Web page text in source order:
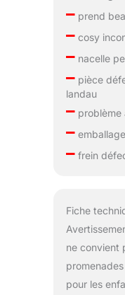
–prend
–cosy
–nacelle
–pièce
landau
–problème
–
–frein
Fiche
ne convient
pour les